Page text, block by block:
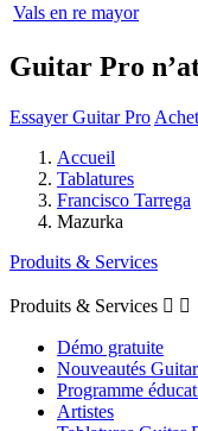
Vals en re mayor
Guitar Pro
Essayer Guitar Pro
Accueil
Tablatures
Francisco Tarrega
Mazurka
Produits & Services
Produits & Services  
Démo gratuite
Nouveautés
Programme
Artistes